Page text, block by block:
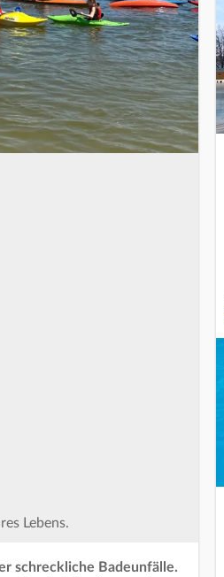
Lebens.
schreckliche Badeunfälle.